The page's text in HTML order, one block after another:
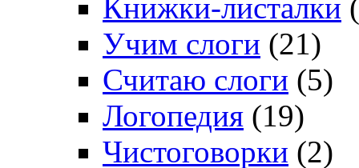
Книжки-листалки
Учим слоги (21)
Считаю слоги (5)
Логопедия (19)
Чистоговорки (2)